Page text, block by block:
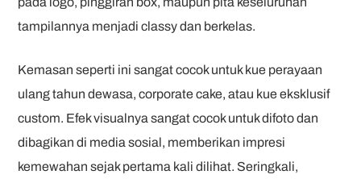
tampilannya menjadi classy dan berkelas.
Kemasan seperti ini sangat cocok untuk kue perayaan
ulang tahun dewasa, corporate cake, atau kue eksklusif
custom. Efek visualnya sangat cocok untuk difoto dan
dibagikan di media sosial, memberikan impresi
kemewahan sejak pertama kali dilihat. Seringkali,